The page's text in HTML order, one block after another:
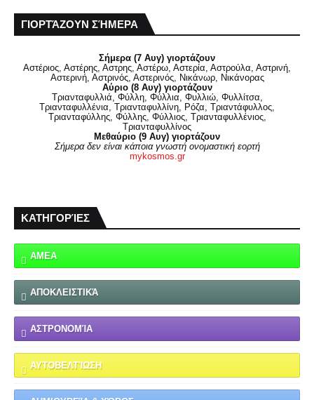
ΓΙΟΡΤΆΖΟΥΝ ΣΉΜΕΡΑ
Σήμερα (7 Αυγ) γιορτάζουν
Αστέριος, Αστέρης, Αστρης, Αστέρω, Αστερία, Αστρούλα, Αστρινή,
Αστερινή, Αστρινός, Αστερινός, Νικάνωρ, Νικάνορας
Αύριο (8 Αυγ) γιορτάζουν
Τριανταφυλλιά, Φύλλη, Φύλλια, Φυλλιώ, Φυλλίτσα,
Τριανταφυλλένια, Τριανταφυλλίνη, Ρόζα, Τριαντάφυλλος,
Τριανταφύλλης, Φύλλης, Φύλλιος, Τριανταφυλλένιος,
Τριανταφυλλίνος
Μεθαύριο (9 Αυγ) γιορτάζουν
Σήμερα δεν είναι κάποια γνωστή ονομαστική εορτή
mykosmos.gr
ΚΑΤΗΓΟΡΊΕΣ
ΑΜΕΑ
ΑΠΟΚΛΕΙΣΤΙΚΆ
ΑΣΤΡΟΝΟΜΊΑ
ΑΥΤΟΒΕΛΤΊΩΣΗ